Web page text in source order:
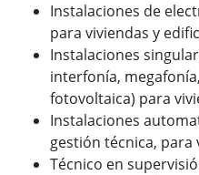
Instalaciones de
para viviendas y
Instalaciones
interfonía,
fotovoltaica) para
Instalaciones
gestión técnica, para
Técnico en